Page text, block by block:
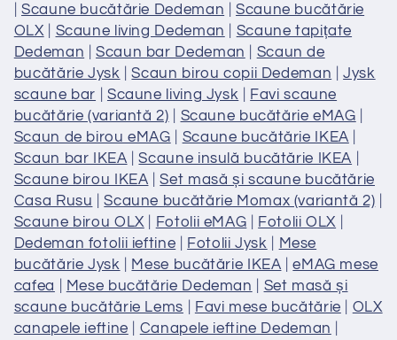
|Scaune bucătărie Dedeman |Scaune bucătărie
OLX| Scaune living Dedeman
Scaune tapițate
Dedeman |Scaun bar Dedeman
Scaun de
bucătărie Jysk |Scaun birou copii Dedeman |Jysk
scaune bar
Scaune living Jysk
Favi scaune
bucătărie (variantă 2)
Scaune bucătărie eMAG
Scaun de birou eMAG
Scaune bucătărie IKEA
Scaun bar IKEA |Scaune insulă bucătărie IKEA
Scaune birou IKEA |Set masă și scaune bucătărie
Casa Rusu |Scaune bucătărie Momax (variantă 2)
Scaune birou OLX| Fotolii eMAG Fotolii OLX
Dedeman fotolii ieftine
Fotolii Jysk
Mese
bucătărie Jysk
Mese bucătărie IKEA |eMAG mese
cafea
Mese bucătărie Dedeman
Set masă și
scaune bucătărie Lems
Favi mese bucătărie
OLX
canapele ieftine
Canapele ieftine Dedeman